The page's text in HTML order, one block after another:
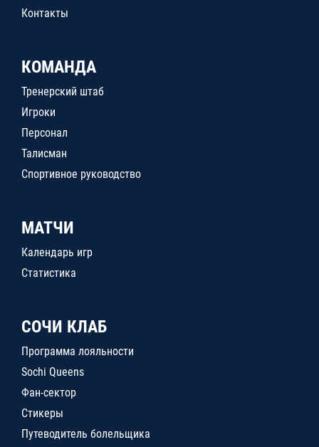
Контакты
КОМАНДА
Тренерский штаб
Игроки
Персонал
Талисман
Спортивное руководство
МАТЧИ
Календарь игр
Статистика
СОЧИ КЛАБ
Программа лояльности
Sochi Queens
Фан-сектор
Стикеры
Путеводитель болельщика